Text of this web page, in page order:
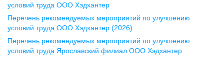
ул. Спартаковская, д. 2А, этаж 3,
помещение 15
+7 843 212-12-50
условий труда ООО Хэдхантер
Перечень рекомендуемых мероприятий по улучшению
условий труда ООО Хэдхантер (2026)
Перечень рекомендуемых мероприятий по улучшению
условий труда Ярославский филиал ООО Хэдхантер